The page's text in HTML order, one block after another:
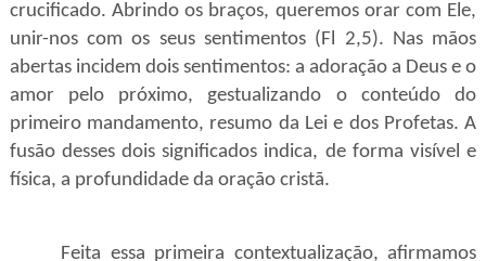
crucificado. Abrindo os braços, queremos orar com Ele,
unir-nos com os seus sentimentos (Fl 2,5). Nas mãos
abertas incidem dois sentimentos: a adoração a Deus e o
amor pelo próximo, gestualizando o conteúdo do
primeiro mandamento, resumo da Lei e dos Profetas. A
fusão desses dois significados indica, de forma visível e
física, a profundidade da oração cristã.
Feita essa primeira contextualização, afirmamos